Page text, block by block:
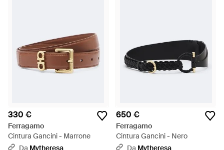
330 €
Ferragamo
Cintura Gancini - Marrone
Da Mytheresa
650 €
Ferragamo
Cintura Gancini - Nero
Da Mytheresa